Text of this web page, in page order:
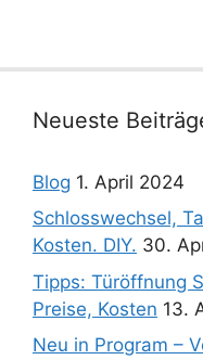
Neueste
Blog 1. April 2024
Schlosswechsel,
Kosten. DIY. 30.
Tipps: Türöffnung
Preise, Kosten 13.
Neu in Program –